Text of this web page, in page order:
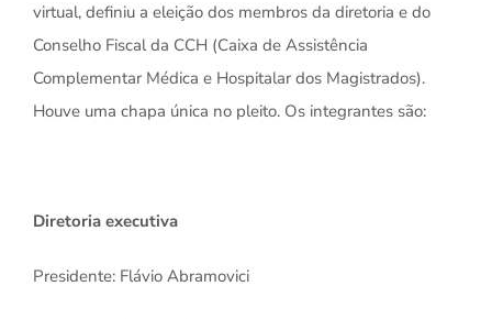
virtual, definiu a eleição dos membros da diretoria e do
Conselho Fiscal da CCH (Caixa de Assistência
Complementar Médica e Hospitalar dos Magistrados).
Houve uma chapa única no pleito. Os integrantes são:
Diretoria executiva
Presidente: Flávio Abramovici